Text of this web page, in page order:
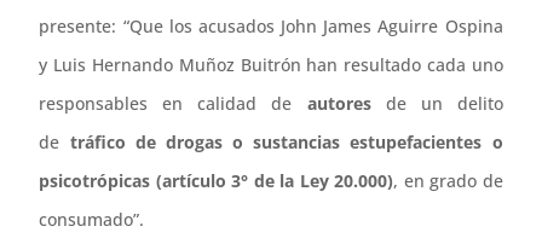
presente: “Que los acusados John James Aguirre Ospina
y Luis Hernando Muñoz Buitrón han resultado cada uno
responsables en calidad de autoresde un delito
de tráfico de drogas o sustancias estupefacientes o
psicotrópicas (artículo 3° de la Ley 20.000), en grado de
consumado”.